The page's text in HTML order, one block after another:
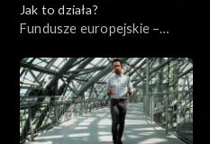
Jak to działa?
Fundusze europejskie –